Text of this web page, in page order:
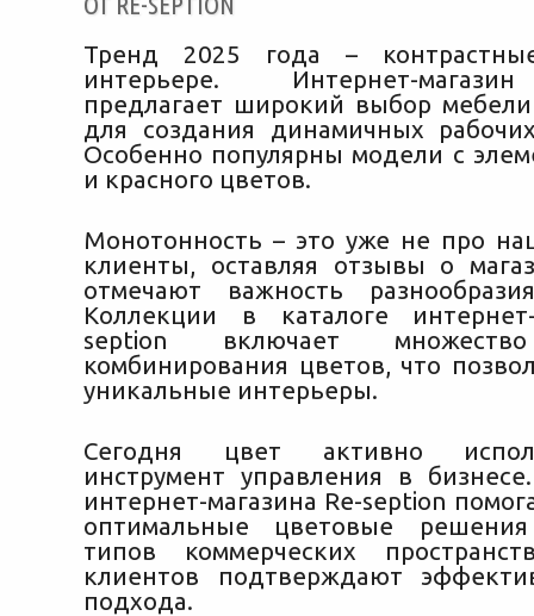
Тренд 2025 года –
интерьере. Интернет-
предлагает широкий выбор
для создания динамичных
Особенно популярны модели с
и красного цветов.
Монотонность – это уже не про
клиенты, оставляя отзывы о
отмечают важность
Коллекции в каталоге
seption включает
комбинирования цветов, что
уникальные интерьеры.
Сегодня цвет активно
инструмент управления в
интернет-магазина Re-seption
оптимальные цветовые
типов коммерческих
клиентов подтверждают
подхода.